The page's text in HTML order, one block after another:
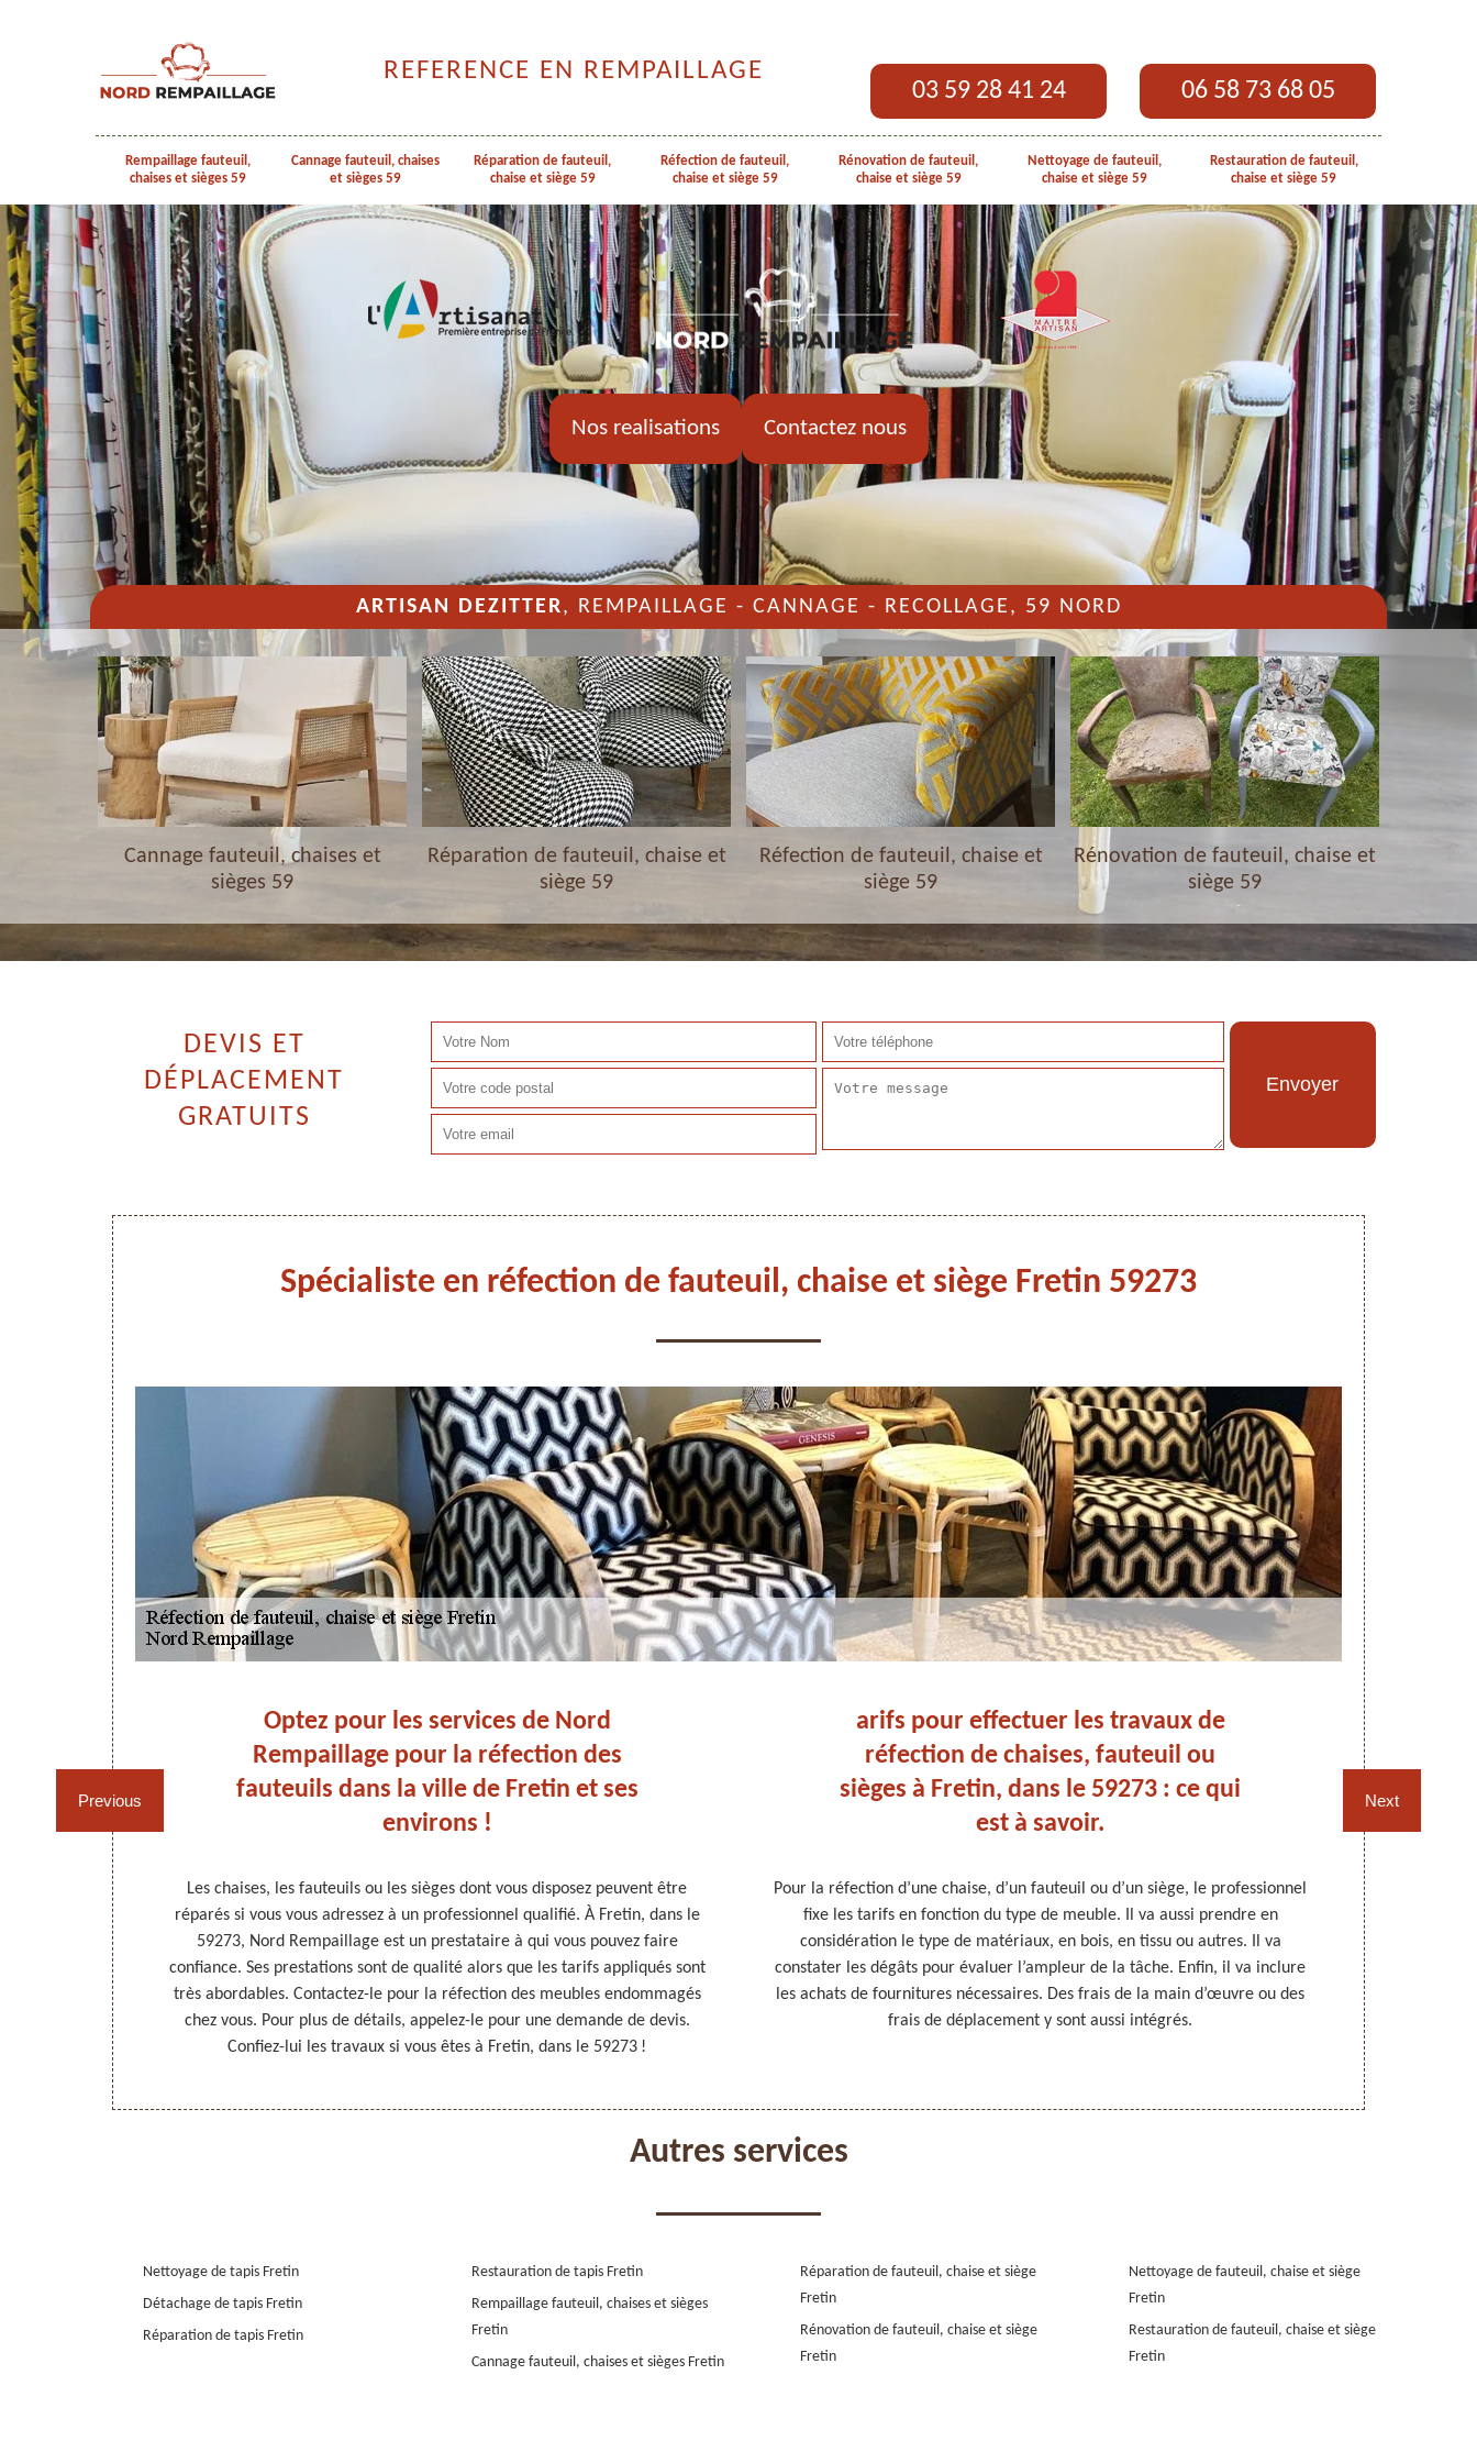
REFERENCE EN REMPAILLAGE
03 59 28 41 24 06 58 73 68 05
Rempaillage fauteuil,
chaises et sièges 59
Cannage fauteuil, chaises
et sièges 59
Réparation de fauteuil,
chaise et siège 59
Réfection de fauteuil,
chaise et siège 59
Rénovation de fauteuil,
chaise et siège 59
Nettoyage de fauteuil,
chaise et siège 59
Restauration de fauteuil,
chaise et siège 59
Nos realisations Contactez nous
ARTISAN DEZITTER, REMPAILLAGE - CANNAGE - RECOLLAGE, 59 NORD
Cannage fauteuil, chaises et
sièges 59
Réparation de fauteuil, chaise et
siège 59
Réfection de fauteuil, chaise et
siège 59
Rénovation de fauteuil, chaise et
siège 59
DEVIS ET
DÉPLACEMENT
GRATUITS
Spécialiste en réfection de fauteuil, chaise et siège Fretin 59273
Previous
Optez pour les services de Nord
Rempaillage pour la réfection des
fauteuils dans la ville de Fretin et ses
environs !
Les chaises, les fauteuils ou les sièges dont vous disposez peuvent être
réparés si vous vous adressez à un professionnel qualifié. À Fretin, dans le
59273, Nord Rempaillage est un prestataire à qui vous pouvez faire
confiance. Ses prestations sont de qualité alors que les tarifs appliqués sont
très abordables. Contactez-le pour la réfection des meubles endommagés
chez vous. Pour plus de détails, appelez-le pour une demande de devis.
Confiez-lui les travaux si vous êtes à Fretin, dans le 59273 !
arifs pour effectuer les travaux de
réfection de chaises, fauteuil ou
sièges à Fretin, dans le 59273 : ce qui
est à savoir.
Pour la réfection d’une chaise, d’un fauteuil ou d’un siège, le professionnel
fixe les tarifs en fonction du type de meuble. Il va aussi prendre en
considération le type de matériaux, en bois, en tissu ou autres. Il va
constater les dégâts pour évaluer l’ampleur de la tâche. Enfin, il va inclure
les achats de fournitures nécessaires. Des frais de la main d’œuvre ou des
frais de déplacement y sont aussi intégrés.
Next
Autres services
Nettoyage de tapis Fretin
Détachage de tapis Fretin
Réparation de tapis Fretin
Restauration de tapis Fretin
Rempaillage fauteuil, chaises et sièges
Fretin
Cannage fauteuil, chaises et sièges Fretin
Réparation de fauteuil, chaise et siège
Fretin
Rénovation de fauteuil, chaise et siège
Fretin
Nettoyage de fauteuil, chaise et siège
Fretin
Restauration de fauteuil, chaise et siège
Fretin